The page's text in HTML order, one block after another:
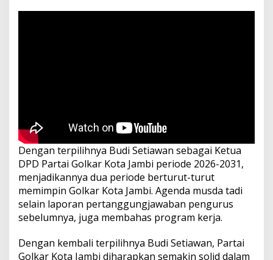
Dengan terpilihnya Budi Setiawan sebagai Ketua
DPD Partai Golkar Kota Jambi periode 2026-2031,
menjadikannya dua periode berturut-turut
memimpin Golkar Kota Jambi. Agenda musda tadi
selain laporan pertanggungjawaban pengurus
sebelumnya, juga membahas program kerja.
Dengan kembali terpilihnya Budi Setiawan, Partai
Golkar Kota Jambi diharapkan semakin solid dalam